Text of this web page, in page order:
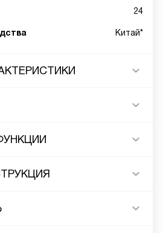
24
Китай*